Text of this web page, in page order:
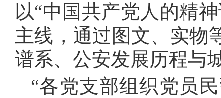
以“中国共产党人的精
主线，通过图文、实物
谱系、公安发展历程与
“各党支部组织党员